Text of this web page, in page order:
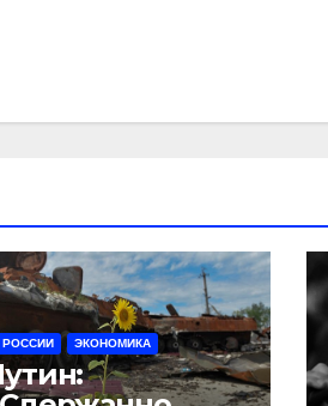
РОССИИ ЭКОНОМИКА